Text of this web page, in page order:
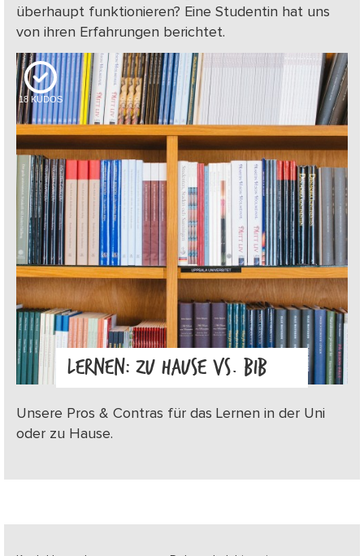
überhaupt funktionieren? Eine Studentin hat uns
von ihren Erfahrungen berichtet.
18 KUDOS
LERNEN: ZU HAUSE VS. BIB
Unsere Pros & Contras für das Lernen in der Uni
oder zu Hause.